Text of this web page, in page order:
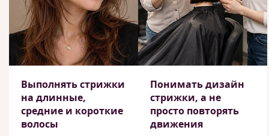
Выполнять стрижки
на длинные,
средние и короткие
волосы
Понимать дизайн
стрижки, а не
просто повторять
движения